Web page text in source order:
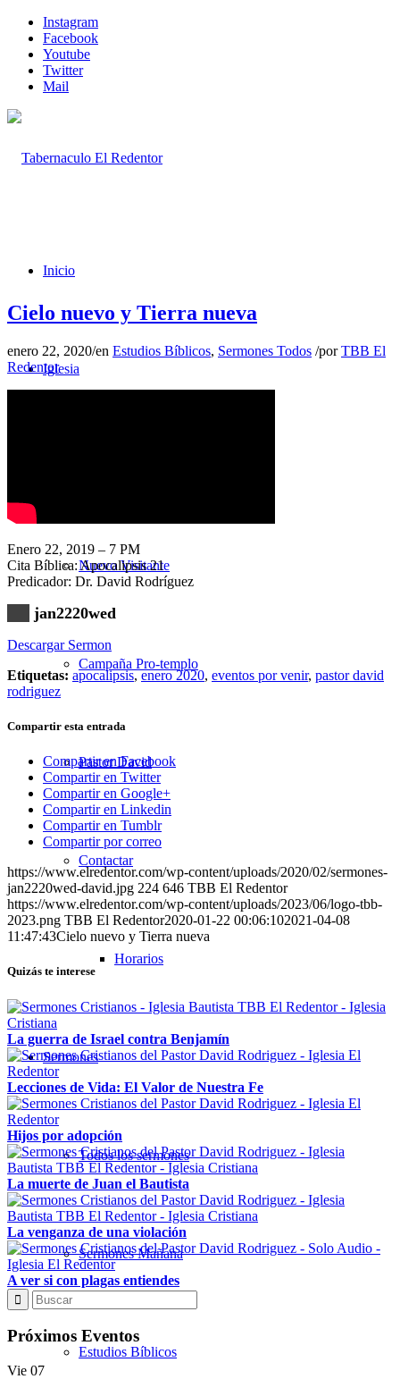
Instagram
Facebook
Youtube
Twitter
Mail
Inicio
Iglesia
Nuevo Visitante
Campaña Pro-templo
Pastor David
Contactar
Horarios
Sermones
Todos los sermones
Sermones Mañana
Estudios Bíblicos
Cielo nuevo y Tierra nueva
enero 22, 2020/en Estudios Bíblicos, Sermones Todos /porTBB El
Redentor
Enero 22, 2019 – 7 PM
Cita Bíblica: Apocalipsis 21
Predicador: Dr. David Rodríguez
jan2220wed
Descargar Sermon
Etiquetas: apocalipsis,enero 2020, eventos por venir, pastor david
rodriguez
Compartir esta entrada
Compartir en Facebook
Compartir en Twitter
Compartir en Google+
Compartir en Linkedin
Compartir en Tumblr
Compartir por correo
https://www.elredentor.com/wp-content/uploads/2020/02/sermones-
jan2220wed-david.jpg 224 646 TBB El Redentor
https://www.elredentor.com/wp-content/uploads/2023/06/logo-tbb-
2023.png TBB El Redentor2020-01-22 00:06:102021-04-08
11:47:43Cielo nuevo y Tierra nueva
Quizás te interese
La guerra de Israel contra Benjamín
Lecciones de Vida: El Valor de Nuestra Fe
Hijos por adopción
La muerte de Juan el Bautista
La venganza de una violación
A ver si con plagas entiendes
Próximos Eventos
Vie 07